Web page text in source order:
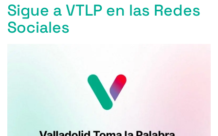
Sigue a VTLP en las Redes
Sociales